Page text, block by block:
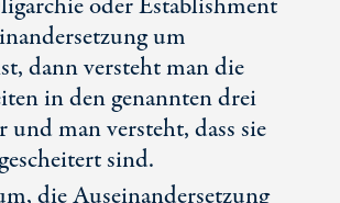
um
dann versteht man die
in den genannten drei
und man versteht, dass sie
sind.